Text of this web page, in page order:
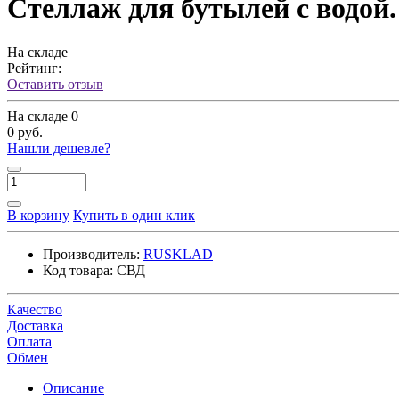
Стеллаж для бутылей с
На складе
Рейтинг:
Оставить отзыв
На складе 0
0 руб.
Нашли дешевле?
В корзину Купить в один клик
Производитель: RUSKLAD
Код товара: СВД
Качество
Доставка
Оплата
Обмен
Описание